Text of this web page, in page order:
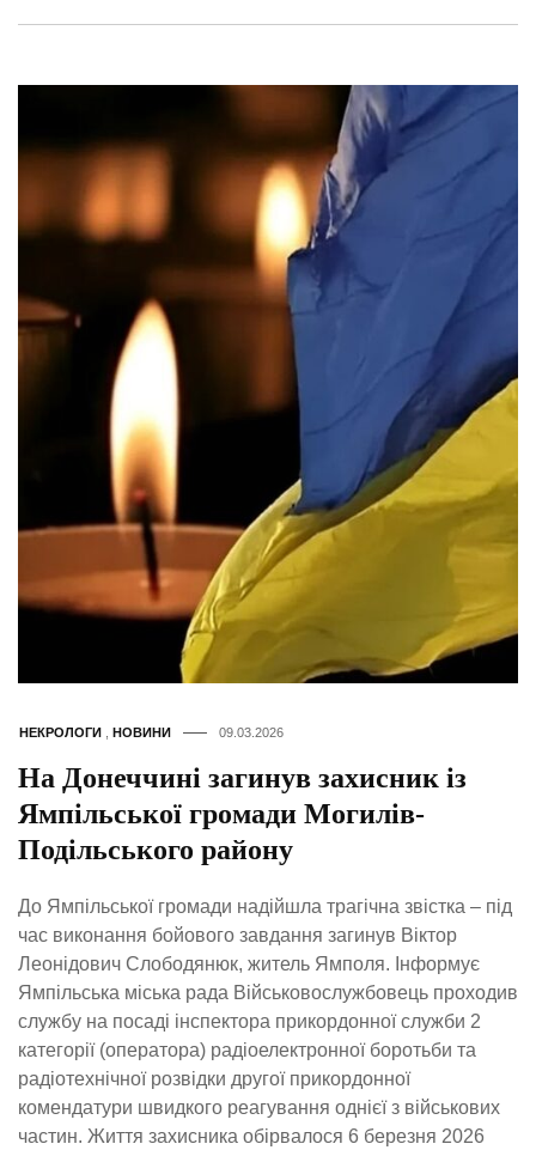
НЕКРОЛОГИ НОВИНИ 09.03.2026
На Донеччині загинув захисник із
Ямпільської громади Могилів-
Подільського району
До Ямпільської громади надійшла трагічна звістка – під
час виконання бойового завдання загинув Віктор
Леонідович Слободянюк, житель Ямполя. Інформує
Ямпільська міська рада Військовослужбовець проходив
службу на посаді інспектора прикордонної служби 2
категорії (оператора) радіоелектронної боротьби та
радіотехнічної розвідки другої прикордонної
комендатури швидкого реагування однієї з військових
частин. Життя захисника обірвалося 6 березня 2026